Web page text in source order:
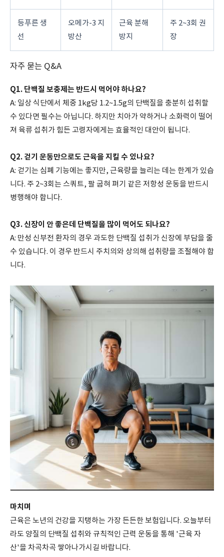
등푸른 생
선
오메가-3 지
방산
근육 분해
방지
주 2~3회 권
장
자주 묻는 Q&A
Q1. 단백질 보충제는 반드시 먹어야 하나요?
A: 일상 식단에서 체중 1kg당 1.2~1.5g의 단백질을 충분히 섭취할
수 있다면 필수는 아닙니다. 하지만 치아가 약하거나 소화력이 떨어
져 육류 섭취가 힘든 고령자에게는 효율적인 대안이 됩니다.
Q2. 걷기 운동만으로도 근육을 지킬 수 있나요?
A: 걷기는 심폐 기능에는 좋지만, 근육량을 늘리는 데는 한계가 있습
니다. 주 2~3회는 스쿼트, 팔 굽혀 펴기 같은 저항성 운동을 반드시
병행해야 합니다.
Q3. 신장이 안 좋은데 단백질을 많이 먹어도 되나요?
A: 만성 신부전 환자의 경우 과도한 단백질 섭취가 신장에 부담을 줄
수 있습니다. 이 경우 반드시 주치의와 상의해 섭취량을 조절해야 합
니다.
마치며
근육은 노년의 건강을 지탱하는 가장 든든한 보험입니다. 오늘부터
라도 양질의 단백질 섭취와 규칙적인 근력 운동을 통해 '근육 자
산'을 차곡차곡 쌓아나가시길 바랍니다.